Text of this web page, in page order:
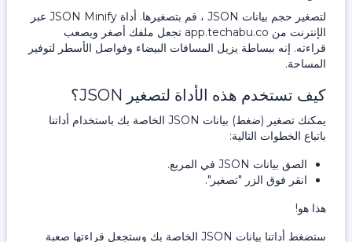
لتصغير حجم بيانات JSON ، قم بتصغيرها. أداة JSON Minify عبر
الإنترنت من app.techabu.co تجعل ملفك أصغر ويصعب
قراءته. إنه ببساطة يزيل المسافات البيضاء وفواصل الأسطر لتوفير
المساحة.
كيف تستخدم هذه الأداة لتصغير JSON؟
يمكنك تصغير (ضغط) بيانات JSON الخاصة بك باستخدام أداتنا
باتباع الخطوات التالية:
الصق بيانات JSON في المربع.
انقر فوق الزر "تصغير".
هذا هو!
ستضغط أداتنا بيانات JSON الخاصة بك وستجعل قراءتها صعبة